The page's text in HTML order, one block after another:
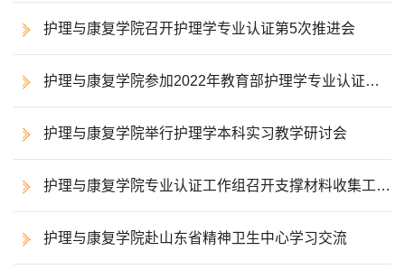
护理与康复学院召开护理学专业认证第5次推进会
护理与康复学院参加2022年教育部护理学专业认证委
员会认证院校培训会
护理与康复学院举行护理学本科实习教学研讨会
护理与康复学院专业认证工作组召开支撑材料收集工作
会议 护理与康复学院赴山东省精神卫生中心学习交流